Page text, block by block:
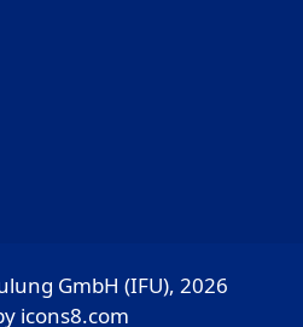
GmbH (IFU), 2026
icons8.com